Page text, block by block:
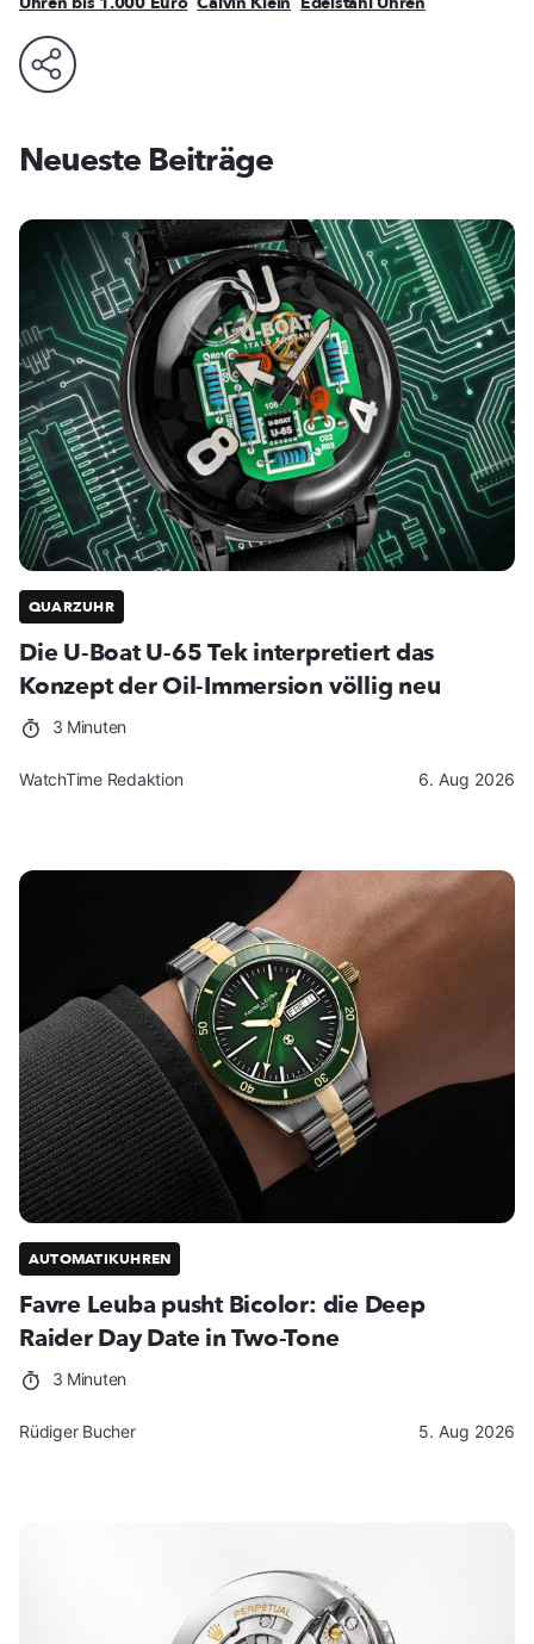
Neueste Beiträge
QUARZUHR
Die U-Boat U-65 Tek interpretiert das
Konzept der Oil-Immersion völlig neu
3 Minuten
WatchTime Redaktion 6. Aug 2026
AUTOMATIKUHREN
Favre Leuba pusht Bicolor: die Deep
Raider Day Date in Two-Tone
3 Minuten
Rüdiger Bucher 5. Aug 2026